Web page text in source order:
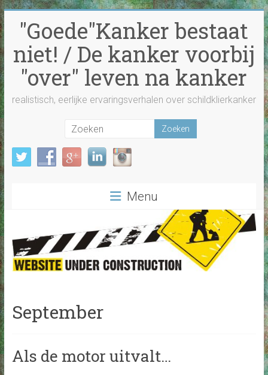
Ga
naar
inhoud"Goede"Kanker bestaat
niet! / De kanker voorbij
"over" leven na kanker
realistisch, eerlijke ervaringsverhalen over schildklierkanker
Menu
September
Als de motor uitvalt…